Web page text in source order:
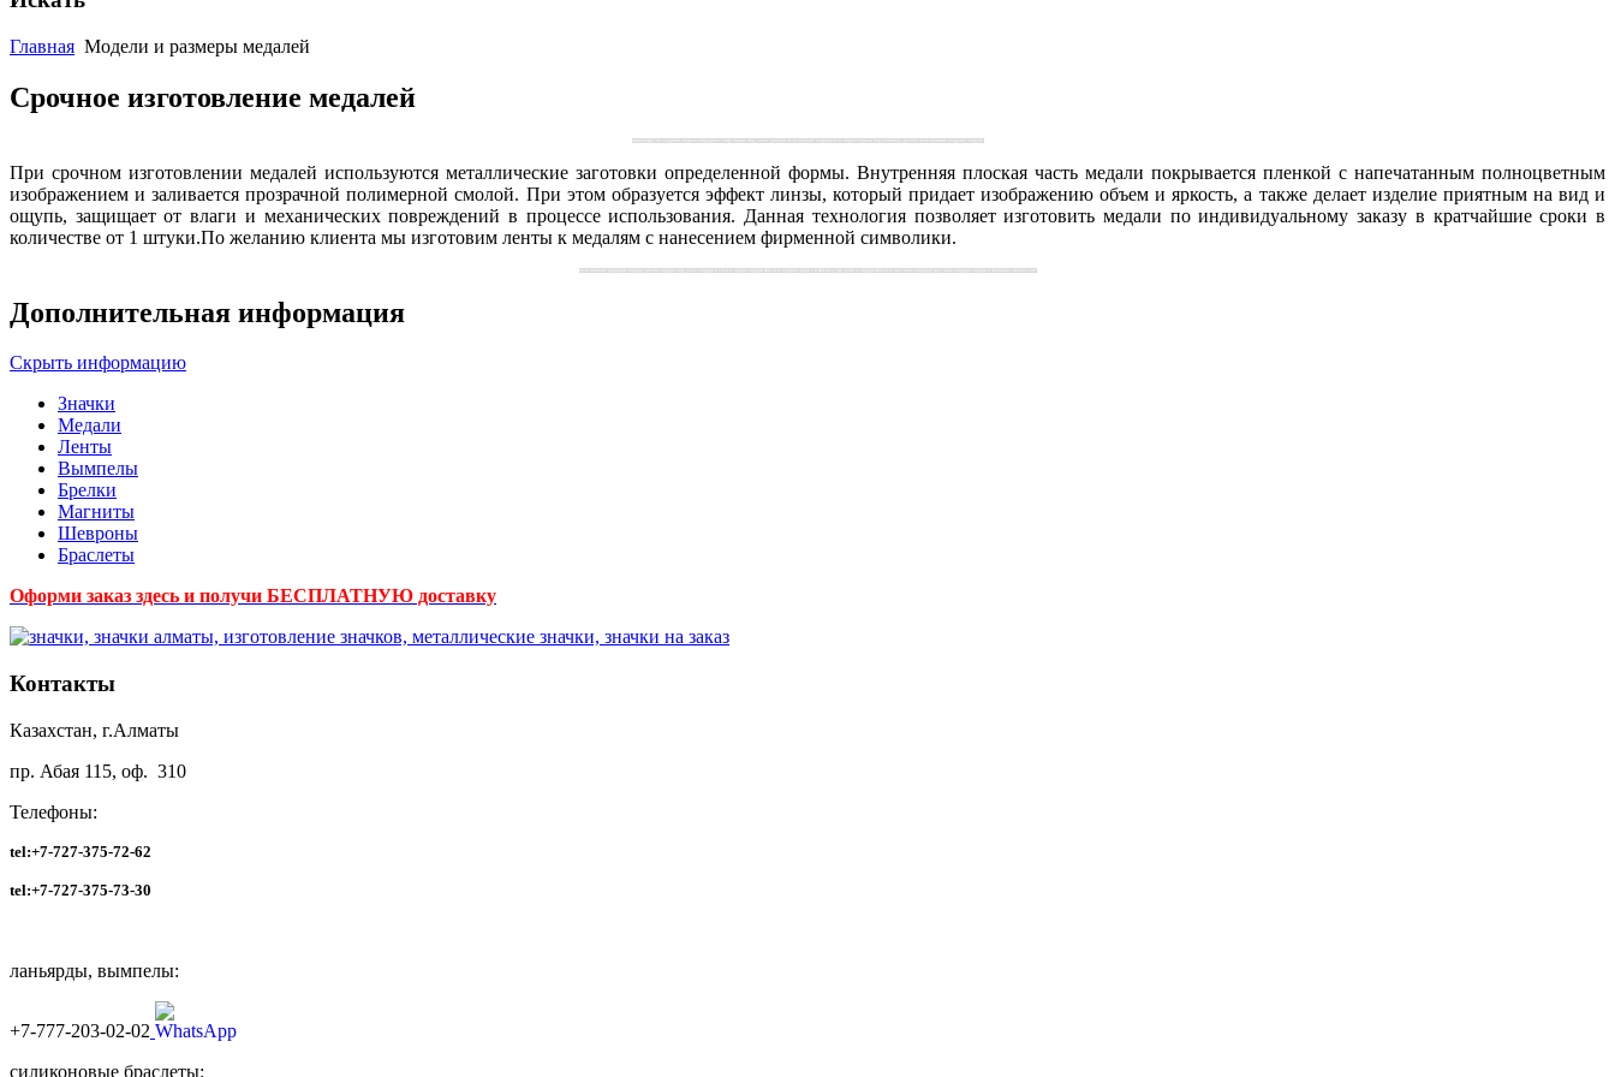
Главная Модели и размеры медалей
Срочное изготовление медалей
При срочном изготовлении медалей используются металлические заготовки определенной формы. Внутренняя плоская часть медали покрывается пленкой с напечатанным полноцветным
изображением и заливается прозрачной полимерной смолой. При этом образуется эффект линзы, который придает изображению объем и яркость, а также делает изделие приятным на вид и
ощупь, защищает от влаги и механических повреждений в процессе использования. Данная технология позволяет изготовить медали по индивидуальному заказу в кратчайшие сроки в
количестве от 1 штуки.По желанию клиента мы изготовим ленты к медалям с нанесением фирменной символики.
Дополнительная информация
Скрыть информацию
Значки
Медали
Ленты
Вымпелы
Брелки
Магниты
Шевроны
Браслеты
Оформи заказ здесь и получи БЕСПЛАТНУЮ доставку
Контакты
Казахстан, г.Алматы
пр. Абая 115, оф. 310
Телефоны:
tel:+7-727-375-72-62
tel:+7-727-375-73-30
ланьярды, вымпелы:
+7-777-203-02-02
силиконовые браслеты: